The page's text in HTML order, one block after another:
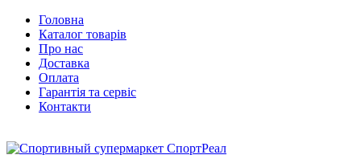
Головна
Каталог товарів
Про нас
Доставка
Оплата
Гарантія та сервіс
Контакти